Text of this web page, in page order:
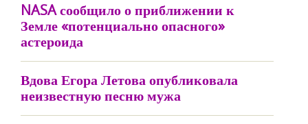
NASA сообщило о приближении к
Земле «потенциально опасного»
астероида
Вдова Егора Летова опубликовала
неизвестную песню мужа